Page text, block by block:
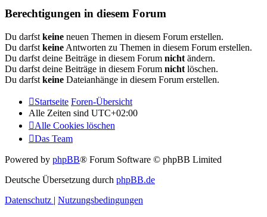
Berechtigungen in diesem Forum
Du darfst keine neuen Themen in diesem Forum erstellen.
Du darfst keine Antworten zu Themen in diesem Forum erstellen.
Du darfst deine Beiträge in diesem Forum nicht ändern.
Du darfst deine Beiträge in diesem Forum nicht löschen.
Du darfst keine Dateianhänge in diesem Forum erstellen.
Startseite Foren-Übersicht
Alle Zeiten sind UTC+02:00
Alle Cookies löschen
Das Team
Powered by phpBB® Forum Software © phpBB Limited
Deutsche Übersetzung durch phpBB.de
Datenschutz | Nutzungsbedingungen